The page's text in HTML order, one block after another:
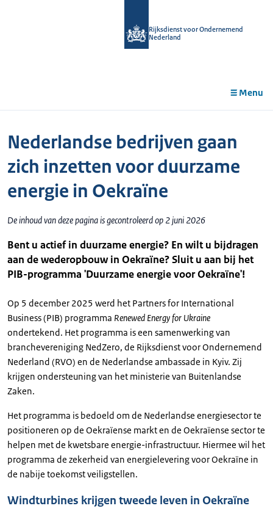
Rijksdienst voor Ondernemend
Nederland
Menu
Nederlandse bedrijven gaan
zich inzetten voor duurzame
energie in Oekraïne
De inhoud van deze pagina is gecontroleerd op 2 juni 2026
Bent u actief in duurzame energie? En wilt u bijdragen
aan de wederopbouw in Oekraïne? Sluit u aan bij het
PIB-programma 'Duurzame energie voor Oekraïne'!
Op 5 december 2025 werd het Partners for International
Business (PIB) programma Renewed Energy for Ukraine
ondertekend. Het programma is een samenwerking van
branchevereniging NedZero, de Rijksdienst voor Ondernemend
Nederland (RVO) en de Nederlandse ambassade in Kyiv. Zij
krijgen ondersteuning van het ministerie van Buitenlandse
Zaken.
Het programma is bedoeld om de Nederlandse energiesector te
positioneren op de Oekraïense markt en de Oekraïense sector te
helpen met de kwetsbare energie-infrastructuur. Hiermee wil het
programma de zekerheid van energielevering voor Oekraïne in
de nabije toekomst veiligstellen.
Windturbines krijgen tweede leven in Oekraïne